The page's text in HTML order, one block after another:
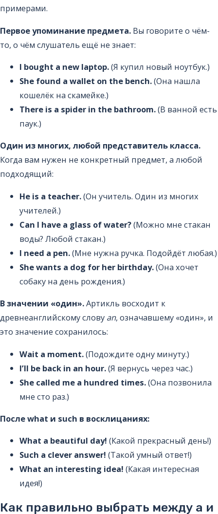
примерами.
Первое упоминание предмета. Вы говорите о чём-
то, о чём слушатель ещё не знает:
I bought a new laptop.(Я купил новый ноутбук.)
She found a wallet on the bench.(Она нашла
кошелёк на скамейке.)
There is a spider in the bathroom.(В ванной есть
паук.)
Один из многих, любой представитель класса.
Когда вам нужен не конкретный предмет, а любой
подходящий:
He is a teacher.(Он учитель. Один из многих
учителей.)
Can I have a glass of water?(Можно мне стакан
воды? Любой стакан.)
I need a pen.(Мне нужна ручка. Подойдёт любая.)
She wants a dog for her birthday.(Она хочет
собаку на день рождения.)
В значении «один».Артикль восходит к
древнеанглийскому слову an, означавшему «один», и
это значение сохранилось:
Wait a moment.(Подождите одну минуту.)
I’ll be back in an hour.(Я вернусь через час.)
She called me a hundred times.(Она позвонила
мне сто раз.)
После what и such в восклицаниях:
What a beautiful day! (Какой прекрасный день!)
Such a clever answer! (Такой умный ответ!)
What an interesting idea! (Какая интересная
идея!)
Как правильно выбрать между a и